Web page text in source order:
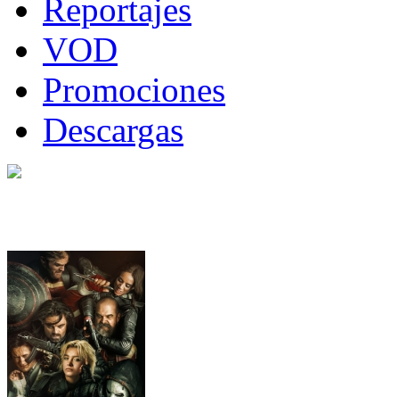
Reportajes
VOD
Promociones
Descargas